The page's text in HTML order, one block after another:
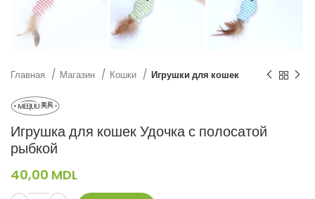
Главная Магазин Кошки Игрушки для кошек
Игрушка для кошек Удочка с полосатой
рыбкой
40,00 MDL